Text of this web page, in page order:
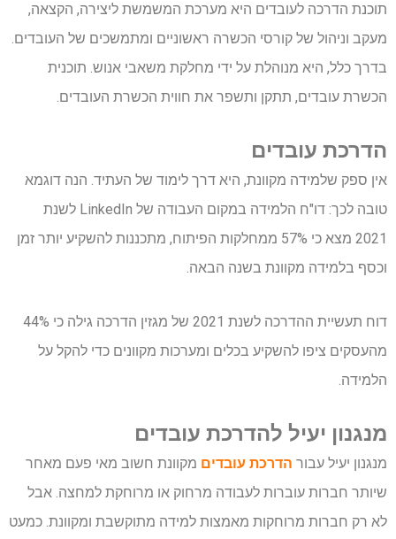
תוכנת הדרכה לעובדים היא מערכת המשמשת ליצירה, הקצאה,
מעקב וניהול של קורסי הכשרה ראשוניים ומתמשכים של העובדים.
בדרך כלל, היא מנוהלת על ידי מחלקת משאבי אנוש. תוכנית
הכשרת עובדים, תתקן ותשפר את חווית הכשרת העובדים.
הדרכת עובדים
אין ספק שלמידה מקוונת, היא דרך לימוד של העתיד. הנה דוגמא
טובה לכך: דו"ח הלמידה במקום העבודה של LinkedIn לשנת
2021 מצא כי 57% ממחלקות הפיתוח, מתכננות להשקיע יותר זמן
וכסף בלמידה מקוונת בשנה הבאה.
דוח תעשיית ההדרכה לשנת 2021 של מגזין הדרכה גילה כי 44%
מהעסקים ציפו להשקיע בכלים ומערכות מקוונים כדי להקל על
הלמידה.
מנגנון יעיל להדרכת עובדים
מנגנון יעיל עבור הדרכת עובדים מקוונת חשוב מאי פעם מאחר
שיותר חברות עוברות לעבודה מרחוק או מרוחקת למחצה. אבל
לא רק חברות מרוחקות מאמצות למידה מתוקשבת ומקוונת. כמעט